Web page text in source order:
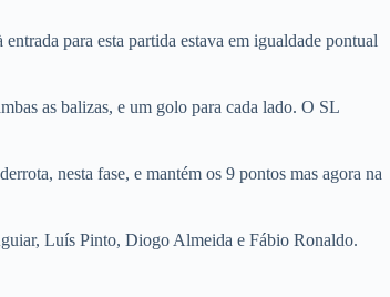
para esta partida estava em igualdade pontual
as balizas, e um golo para cada lado. O SL
nesta fase, e mantém os 9 pontos mas agora na
Luís Pinto, Diogo Almeida e Fábio Ronaldo.